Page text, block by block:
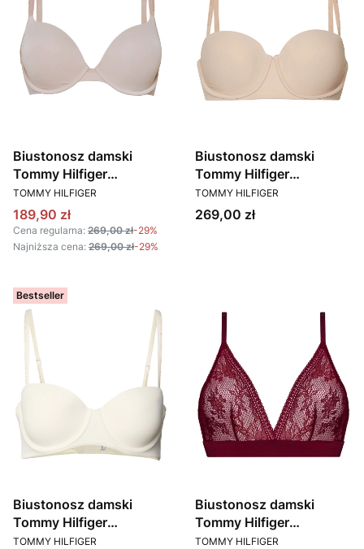
Biustonosz damski
Tommy Hilfiger
UW0UW05211
CIEMNOBEŻOWY
PRODUCENT
TOMMY HILFIGER
Cena promocyjna
189,90 zł
Cena regularna: 269,00 zł-29%
Najniższa cena: 269,00 zł-29%
Biustonosz damski
Tommy Hilfiger
UW0UW05378 BEŻOWY
PRODUCENT
TOMMY HILFIGER
Cena
269,00 zł
Bestseller
Biustonosz damski
Tommy Hilfiger
UW0UW05378 ECRU
PRODUCENT
TOMMY HILFIGER
Biustonosz damski
Tommy Hilfiger
UW0UW05517 XJS
PRODUCENT
TOMMY HILFIGER